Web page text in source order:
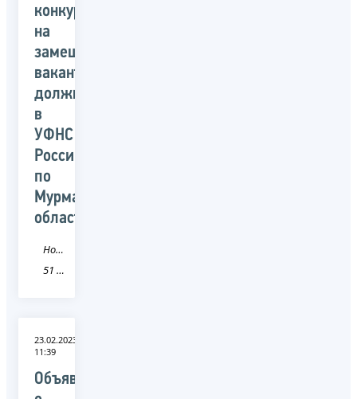
конкурс
на
замещение
вакантных
должностей
в
УФНС
России
по
Мурманской
области
Новость
51 Мурманская область
23.02.2023
11:39
Объявление